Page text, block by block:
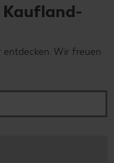
entdecken. Wir freuen